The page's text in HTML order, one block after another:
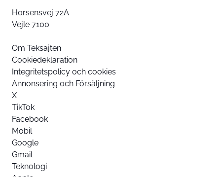
Horsensvej 72A
Vejle 7100
Om Teksajten
Cookiedeklaration
Integritetspolicy och cookies
Annonsering och Försäljning
X
TikTok
Facebook
Mobil
Google
Gmail
Teknologi